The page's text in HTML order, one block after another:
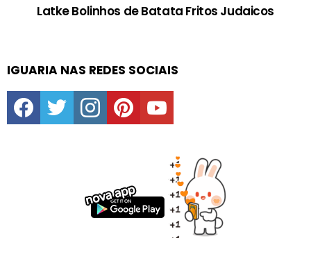
Latke Bolinhos de Batata Fritos Judaicos
IGUARIA NAS REDES SOCIAIS
facebooktwitter instagrampinterestyoutube